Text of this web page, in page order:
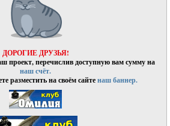
ДОРОГИЕ ДРУЗЬЯ!
проект, перечислив доступную вам сумму на
наш счёт.
разместить на своём сайтенаш баннер.